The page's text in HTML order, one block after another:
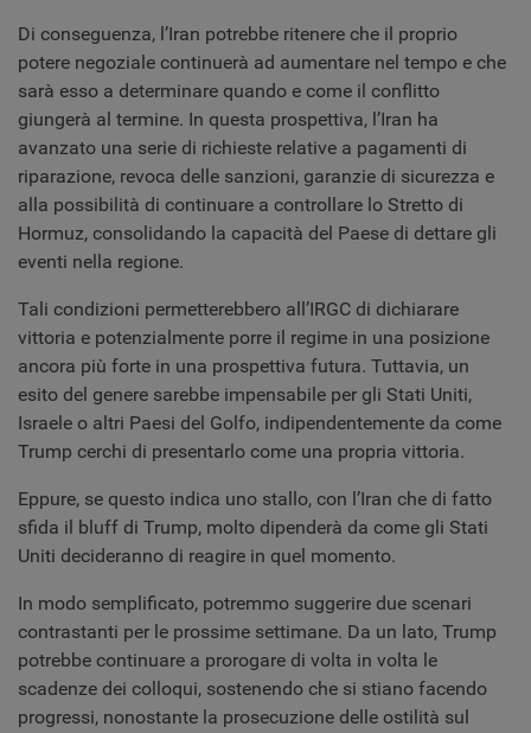
Di conseguenza, l’Iran potrebbe ritenere che il proprio
potere negoziale continuerà ad aumentare nel tempo e che
sarà esso a determinare quando e come il conflitto
giungerà al termine. In questa prospettiva, l’Iran ha
avanzato una serie di richieste relative a pagamenti di
riparazione, revoca delle sanzioni, garanzie di sicurezza e
alla possibilità di continuare a controllare lo Stretto di
Hormuz, consolidando la capacità del Paese di dettare gli
eventi nella regione.
Tali condizioni permetterebbero all’IRGC di dichiarare
vittoria e potenzialmente porre il regime in una posizione
ancora più forte in una prospettiva futura. Tuttavia, un
esito del genere sarebbe impensabile per gli Stati Uniti,
Israele o altri Paesi del Golfo, indipendentemente da come
Trump cerchi di presentarlo come una propria vittoria.
Eppure, se questo indica uno stallo, con l’Iran che di fatto
sfida il bluff di Trump, molto dipenderà da come gli Stati
Uniti decideranno di reagire in quel momento.
In modo semplificato, potremmo suggerire due scenari
contrastanti per le prossime settimane. Da un lato, Trump
potrebbe continuare a prorogare di volta in volta le
scadenze dei colloqui, sostenendo che si stiano facendo
progressi, nonostante la prosecuzione delle ostilità sul